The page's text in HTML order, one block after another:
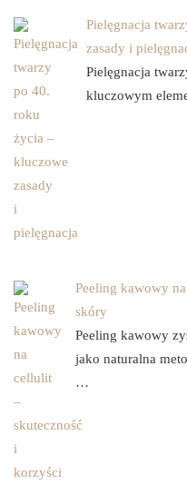
Pielęgnacja
zasady i
Pielęgnacja
kluczowym
Peeling kawowy
skóry
Peeling kawowy
jako naturalna
…